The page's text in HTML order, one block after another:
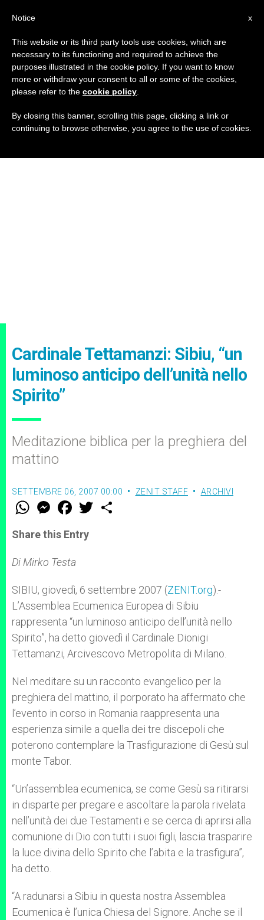
Cardinale Tettamanzi: Sibiu, “un
luminoso anticipo dell’unità nello
Spirito”
Meditazione biblica per la preghiera del
mattino
SETTEMBRE 06, 2007 00:00 ZENIT STAFF ARCHIVI
W
t
s
p
p
M
e
s
e
g
e
F
a
e
b
o
k
w
Share this Entry
Di Mirko Testa
SIBIU, giovedì, 6 settembre 2007 (ZENIT.org).-
L’Assemblea Ecumenica Europea di Sibiu
rappresenta “un luminoso anticipo dell’unità nello
Spirito”, ha detto giovedì il Cardinale Dionigi
Tettamanzi, Arcivescovo Metropolita di Milano.
Nel meditare su un racconto evangelico per la
preghiera del mattino, il porporato ha affermato che
l’evento in corso in Romania raappresenta una
esperienza simile a quella dei tre discepoli che
poterono contemplare la Trasfigurazione di Gesù sul
monte Tabor.
“Un’assemblea ecumenica, se come Gesù sa ritirarsi
in disparte per pregare e ascoltare la parola rivelata
nell’unità dei due Testamenti e se cerca di aprirsi alla
comunione di Dio con tutti i suoi figli, lascia trasparire
la luce divina dello Spirito che l’abita e la trasfigura”,
ha detto.
“A radunarsi a Sibiu in questa nostra Assemblea
Ecumenica è l’unica Chiesa del Signore. Anche se il
x
Notice
This website or its third party tools use cookies, which are
necessary to its functioning and required to achieve the
purposes illustrated in the cookie policy. If you want to know
more or withdraw your consent to all or some of the cookies,
please refer to the cookie policy
By closing this banner, scrolling this page, clicking a link or
continuing to browse otherwise, you agree to the use of cookies.